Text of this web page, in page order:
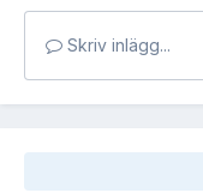
Skriv inlägg...